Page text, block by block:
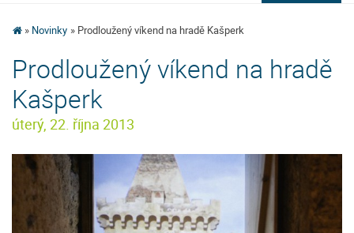
Novinky Prodloužený víkend na hradě Kašperk
Prodloužený víkend na hradě
Kašperk
úterý, 22. října 2013